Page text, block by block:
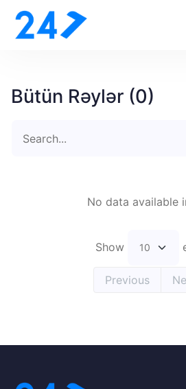
Bütün Rəylər (0)
No data available
Show
Previous